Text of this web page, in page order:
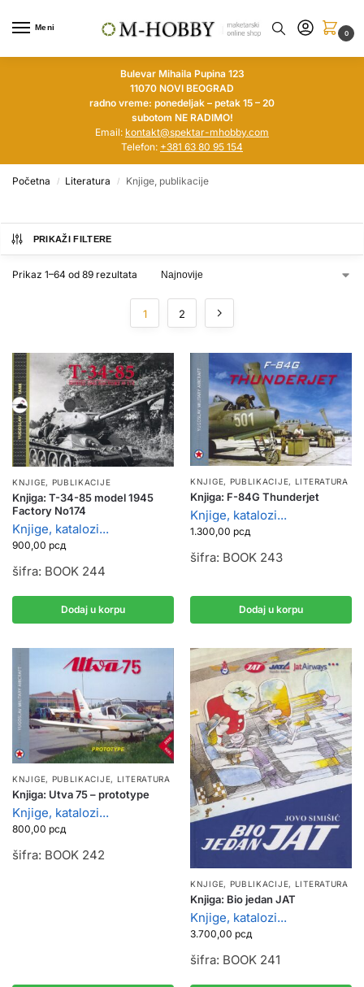
Meni
0
Bulevar Mihaila Pupina 123
11070 NOVI BEOGRAD
radno vreme: ponedeljak – petak 15 – 20
subotom NE RADIMO!
Email: kontakt@spektar-mhobby.com
Telefon: +381 63 80 95 154
Početna / Literatura / Knjige, publikacije
PRIKAŽI FILTERE
Prikaz 1–64 od 89 rezultata
1 2
KNJIGE, PUBLIKACIJE
Knjiga: T-34-85 model 1945
Factory No174
Knjige, katalozi...
900,00 рсд
šifra: BOOK 244
Dodaj u korpu
KNJIGE, PUBLIKACIJE, LITERATURA
Knjiga: F-84G Thunderjet
Knjige, katalozi...
1.300,00 рсд
šifra: BOOK 243
Dodaj u korpu
KNJIGE, PUBLIKACIJE, LITERATURA
Knjiga: Utva 75 – prototype
Knjige, katalozi...
800,00 рсд
šifra: BOOK 242
KNJIGE, PUBLIKACIJE, LITERATURA
Knjiga: Bio jedan JAT
Knjige, katalozi...
3.700,00 рсд
šifra: BOOK 241